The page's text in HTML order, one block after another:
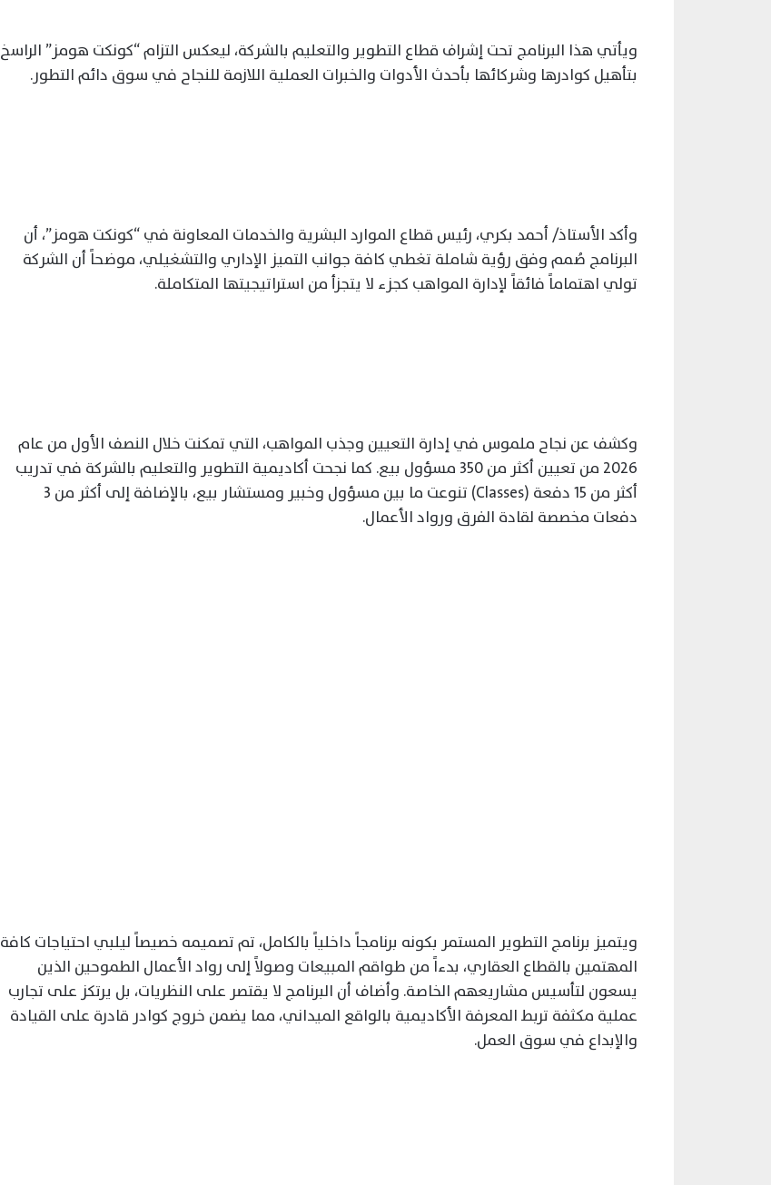
ويأتي هذا البرنامج تحت إشراف قطاع التطوير والتعليم بالشركة، ليعكس التزام “كونكت هومز” الراسخ
بتأهيل كوادرها وشركائها بأحدث الأدوات والخبرات العملية اللازمة للنجاح في سوق دائم التطور.
وأكد الأستاذ/ أحمد بكري، رئيس قطاع الموارد البشرية والخدمات المعاونة في “كونكت هومز”، أن
البرنامج صُمم وفق رؤية شاملة تغطي كافة جوانب التميز الإداري والتشغيلي، موضحاً أن الشركة
تولي اهتماماً فائقاً لإدارة المواهب كجزء لا يتجزأ من استراتيجيتها المتكاملة.
وكشف عن نجاح ملموس في إدارة التعيين وجذب المواهب، التي تمكنت خلال النصف الأول من عام
2026 من تعيين أكثر من 350 مسؤول بيع. كما نجحت أكاديمية التطوير والتعليم بالشركة في تدريب
أكثر من 15 دفعة (Classes) تنوعت ما بين مسؤول وخبير ومستشار بيع، بالإضافة إلى أكثر من 3
دفعات مخصصة لقادة الفرق ورواد الأعمال.
ويتميز برنامج التطوير المستمر بكونه برنامجاً داخلياً بالكامل، تم تصميمه خصيصاً ليلبي احتياجات كافة
المهتمين بالقطاع العقاري، بدءاً من طواقم المبيعات وصولاً إلى رواد الأعمال الطموحين الذين
يسعون لتأسيس مشاريعهم الخاصة. وأضاف أن البرنامج لا يقتصر على النظريات، بل يرتكز على تجارب
عملية مكثفة تربط المعرفة الأكاديمية بالواقع الميداني، مما يضمن خروج كوادر قادرة على القيادة
والإبداع في سوق العمل.